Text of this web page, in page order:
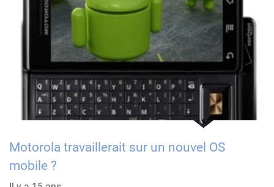
Motorola travaillerait sur un nouvel OS
mobile ?